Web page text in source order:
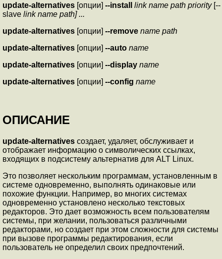
update-alternatives [опции] --install link name path priority[--
slave link name path] ...
update-alternatives [опции] --remove name path
update-alternatives [опции] --auto name
update-alternatives [опции] --display name
update-alternatives [опции] --config name
ОПИСАНИЕ
update-alternatives создает, удаляет, обслуживает и
отображает информацию о символических ссылках,
входящих в подсистему альтернатив для ALT Linux.
Это позволяет нескольким программам, установленным в
системе одновременно, выполнять одинаковые или
похожие функции. Например, во многих системах
одновременно установлено несколько текстовых
редакторов. Это дает возможность всем пользователям
системы, при желании, пользоваться различными
редакторами, но создает при этом сложности для системы
при вызове программы редактирования, если
пользователь не определил своих предпочтений.